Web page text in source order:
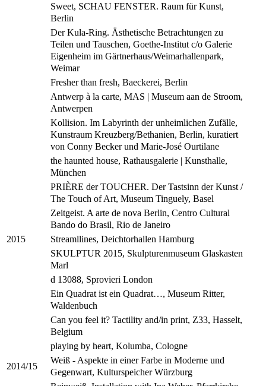
Sweet, SCHAU FENSTER. Raum für Kunst,
Berlin
Der Kula-Ring. Ästhetische Betrachtungen zu
Teilen und Tauschen, Goethe-Institut c/o Galerie
Eigenheim im Gärtnerhaus/Weimarhallenpark,
Weimar
Fresher than fresh, Baeckerei, Berlin
Antwerp à la carte, MAS | Museum aan de Stroom,
Antwerpen
Kollision. Im Labyrinth der unheimlichen Zufälle,
Kunstraum Kreuzberg/Bethanien, Berlin, kuratiert
von Conny Becker und Marie-José Ourtilane
the haunted house, Rathausgalerie | Kunsthalle,
München
PRIÈRE der TOUCHER. Der Tastsinn der Kunst /
The Touch of Art, Museum Tinguely, Basel
Zeitgeist. A arte de nova Berlin, Centro Cultural
Bando do Brasil, Rio de Janeiro
2015
Streamllines, Deichtorhallen Hamburg
SKULPTUR 2015, Skulpturenmuseum Glaskasten
Marl
d 13088, Sprovieri London
Ein Quadrat ist ein Quadrat…, Museum Ritter,
Waldenbuch
Can you feel it? Tactility and/in print, Z33, Hasselt,
Belgium
playing by heart, Kolumba, Cologne
2014/15
Weiß - Aspekte in einer Farbe in Moderne und
Gegenwart, Kulturspeicher Würzburg